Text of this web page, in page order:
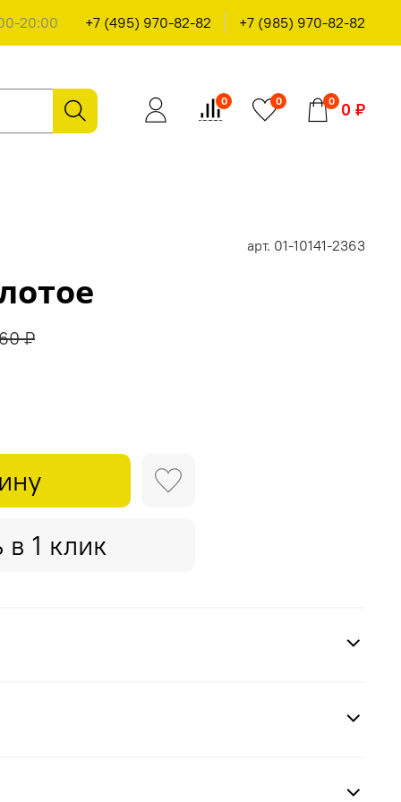
20:00 +7 (495) 970-82-82 +7 (985) 970-82-82
0 0 0 0 ₽
арт. 01-10141-2363
₽
1 клик